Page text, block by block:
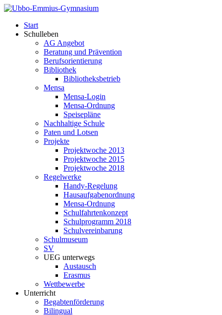
Start
Schulleben
AG Angebot
Beratung und Prävention
Berufsorientierung
Bibliothek
Bibliotheksbetrieb
Mensa
Mensa-Login
Mensa-Ordnung
Speisepläne
Nachhaltige Schule
Paten und Lotsen
Projekte
Projektwoche 2013
Projektwoche 2015
Projektwoche 2018
Regelwerke
Handy-Regelung
Hausaufgabenordnung
Mensa-Ordnung
Schulfahrtenkonzept
Schulprogramm 2018
Schulvereinbarung
Schulmuseum
SV
UEG unterwegs
Austausch
Erasmus
Wettbewerbe
Unterricht
Begabtenförderung
Bilingual